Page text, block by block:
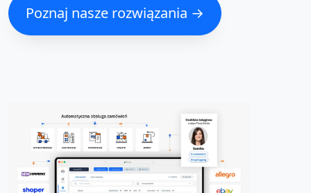
Poznaj nasze rozwiązania →